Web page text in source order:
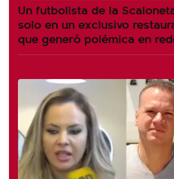
Un futbolista de la
solo en un exclusivo
que generó polémica en